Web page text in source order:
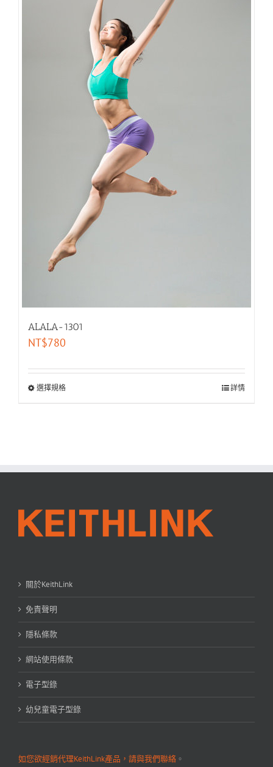
ALALA-1301
NT$780
選擇規格 詳情
關於KeithLink
免責聲明
隱私條款
網站使用條款
電子型錄
幼兒童電子型錄
如您欲經銷代理KeithLink產品，請與我們聯絡 。